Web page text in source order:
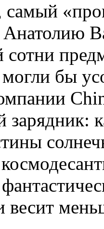
самый
сотни
бы
зарядник:
весит